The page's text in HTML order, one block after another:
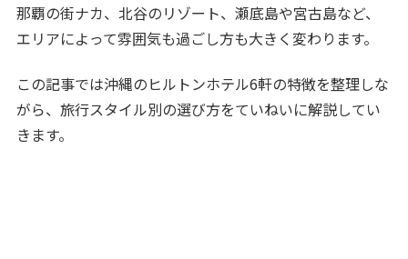
那覇の街ナカ、北谷のリゾート、瀬底島や宮古島など、
エリアによって雰囲気も過ごし方も大きく変わります。
この記事では沖縄のヒルトンホテル6軒の特徴を整理しな
がら、旅行スタイル別の選び方をていねいに解説してい
きます。